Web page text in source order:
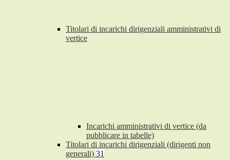
Titolari di incarichi dirigenziali amministrativi di
vertice
Incarichi amministrativi di vertice (da
pubblicare in tabelle)
Titolari di incarichi dirigenziali (dirigenti non
generali) 31